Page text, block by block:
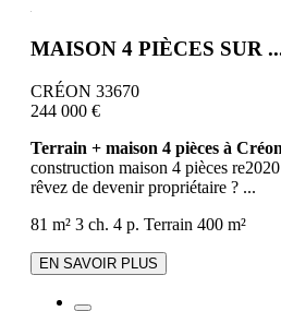
MAISON 4 PIÈCES SUR
CRÉON 33670
244 000 €
Terrain + maison 4 pièces à Créon
construction maison 4 pièces
rêvez de devenir propriétaire ? ...
81 m² 3 ch. 4 p. Terrain 400 m²
EN SAVOIR PLUS